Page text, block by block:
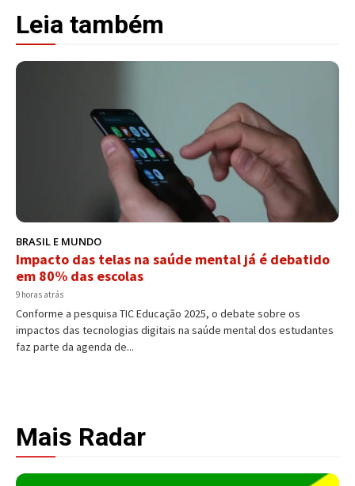
Leia também
BRASIL E MUNDO
Impacto das telas na saúde mental já é debatido
em 80% das escolas
9 horas atrás
Conforme a pesquisa TIC Educação 2025, o debate sobre os
impactos das tecnologias digitais na saúde mental dos estudantes
faz parte da agenda de...
Mais Radar